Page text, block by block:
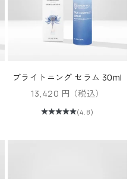
ブライトニング セラム 30ml
セール価格
13,420 円（税込）
(4.8)